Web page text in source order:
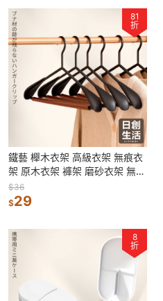
81
折
鐵藝 櫸木衣架 高級衣架 無痕衣
架 原木衣架 褲架 磨砂衣架 無痕
掛衣 衣服掛架 掛衣架 實木衣架
$36
$29
8
折